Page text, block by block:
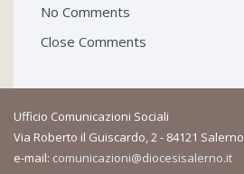
No Comments
Close Comments
Ufficio Comunicazioni Sociali
Via Roberto il Guiscardo, 2 - 84121 Salerno
e-mail: comunicazioni@diocesisalerno.it